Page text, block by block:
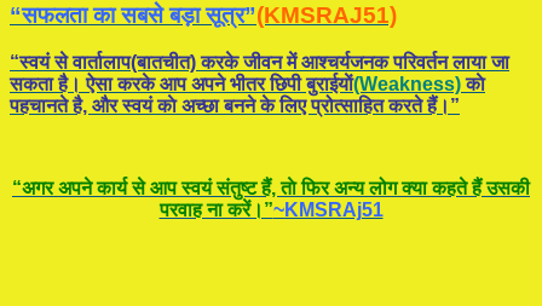
“सफलता का सबसे बड़ा सूत्र”(KMSRAJ51)
“स्वयं से वार्तालाप(बातचीत) करके जीवन में आश्चर्यजनक परिवर्तन लाया जा
सकता है। ऐसा करके आप अपने भीतर छिपी बुराईयाें(Weakness)काे
पहचानते है, और स्वयं काे अच्छा बनने के लिए प्रोत्साहित करते हैं।”
“अगर अपने कार्य से आप स्वयं संतुष्ट हैं, ताे फिर अन्य लोग क्या कहते हैं उसकी
परवाह ना करें।”~KMSRAj51